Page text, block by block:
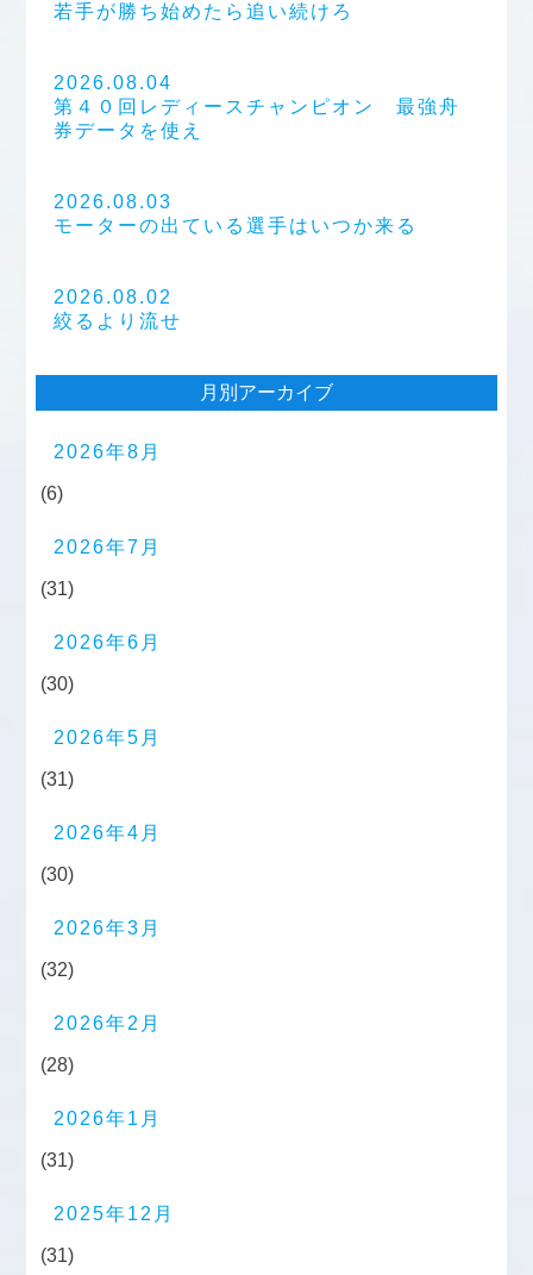
若手が勝ち始めたら追い続けろ
2026.08.04
第４０回レディースチャンピオン 最強舟
券データを使え
2026.08.03
モーターの出ている選手はいつか来る
2026.08.02
絞るより流せ
月別アーカイブ
2026年8月
(6)
2026年7月
(31)
2026年6月
(30)
2026年5月
(31)
2026年4月
(30)
2026年3月
(32)
2026年2月
(28)
2026年1月
(31)
2025年12月
(31)